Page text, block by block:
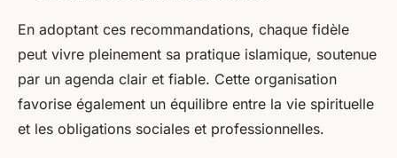
En adoptant ces recommandations, chaque fidèle
peut vivre pleinement sa pratique islamique, soutenue
par un agenda clair et fiable. Cette organisation
favorise également un équilibre entre la vie spirituelle
et les obligations sociales et professionnelles.